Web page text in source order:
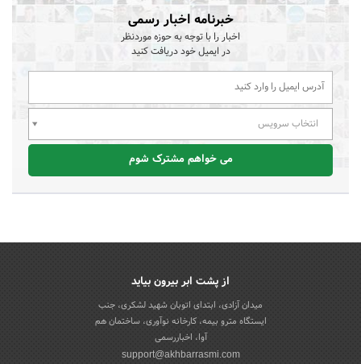
خبرنامه اخبار رسمی
اخبار را با توجه به حوزه موردنظر
در ایمیل خود دریافت کنید
انتخاب سرویس
می خواهم مشترک شوم
از پشت ابر بیرون بیاید
میدان آزادی، ابتدای اتوبان شهید لشکری، جنب
ایستگاه مترو بیمه، کارخانه نوآوری، ساختمان هم
آوا، اخباررسمی
support@akhbarrasmi.com